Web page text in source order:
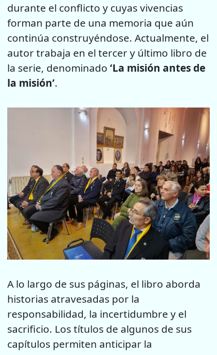
durante el conflicto y cuyas vivencias
forman parte de una memoria que aún
continúa construyéndose. Actualmente, el
autor trabaja en el tercer y último libro de
la serie, denominado ‘La misión antes de
la misión’.
A lo largo de sus páginas, el libro aborda
historias atravesadas por la
responsabilidad, la incertidumbre y el
sacrificio. Los títulos de algunos de sus
capítulos permiten anticipar la